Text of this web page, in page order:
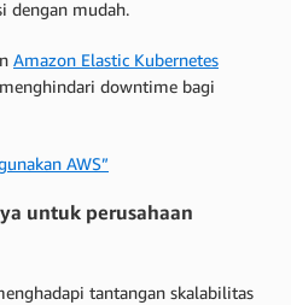
dengan mudah.
Amazon Elastic Kubernetes
downtime bagi
AWS”
untuk perusahaan
tantangan skalabilitas